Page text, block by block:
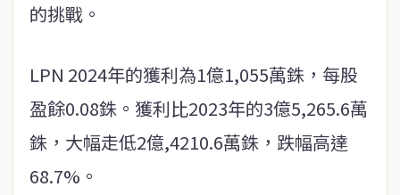
的挑戰。
LPN 2024年的獲利為1億1,055萬銖，每股
盈餘0.08銖。獲利比2023年的3億5,265.6萬
銖，大幅走低2億,4210.6萬銖，跌幅高達
68.7%。